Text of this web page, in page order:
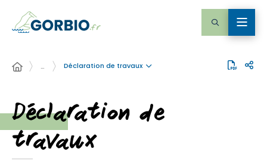
… Déclaration de travaux
Déclaration de
travaux